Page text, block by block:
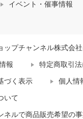
イベント・催事情報
ップチャンネル株式会
報 特定商取引
づく表示 個人情
いて
ネルで商品販売希望の